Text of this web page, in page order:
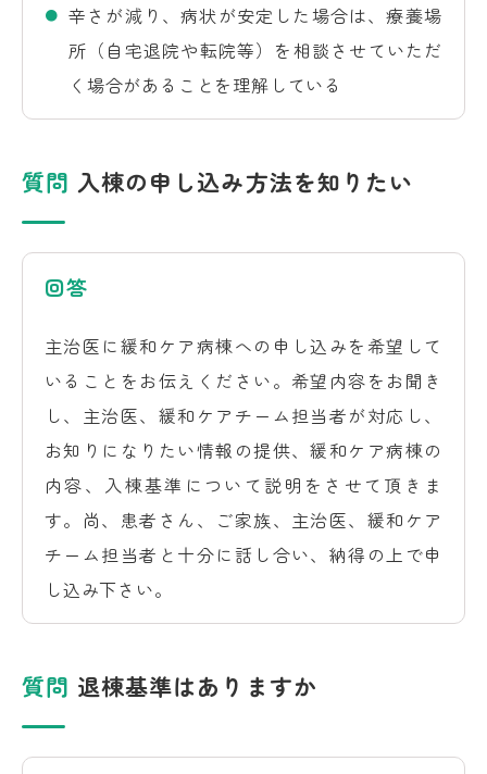
辛さが減り、病状が安定した場合は、療養場
所（自宅退院や転院等）を相談させていただ
く場合があることを理解している
質問 入棟の申し込み方法を知りたい
回答
主治医に緩和ケア病棟への申し込みを希望して
いることをお伝えください。希望内容をお聞き
し、主治医、緩和ケアチーム担当者が対応し、
お知りになりたい情報の提供、緩和ケア病棟の
内容、入棟基準について説明をさせて頂きま
す。尚、患者さん、ご家族、主治医、緩和ケア
チーム担当者と十分に話し合い、納得の上で申
し込み下さい。
質問 退棟基準はありますか